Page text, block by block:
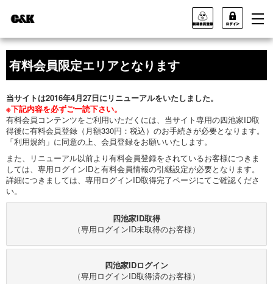
有料会員限定エリアとなります
当サイトは2016年4月27日にリニューアルをいたしました。
※下記内容を必ずご一読下さい。
有料会員コンテンツをご利用いただくには、当サイト専用の四池家ID取
得後に有料会員登録（月額330円：税込）のお手続きが必要となります。
「利用規約」に同意の上、会員登録をお願いいたします。
また、リニューアル以前より有料会員登録をされているお客様につきま
しては、専用ログインIDと有料会員情報の引継設定が必要となります。
詳細につきましては、専用ログインID取得完了ページにてご確認くださ
い。
四池家ID取得
（専用ログインID未取得のお客様）
四池家IDログイン
（専用ログインID取得済のお客様）